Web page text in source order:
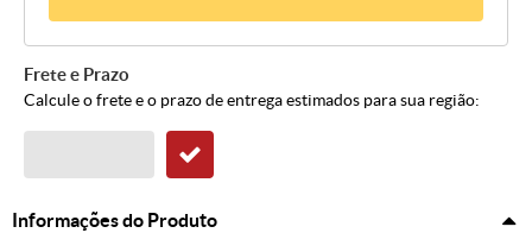
Frete e Prazo
Calcule o frete e o prazo de entrega estimados para sua região:
Informações do Produto